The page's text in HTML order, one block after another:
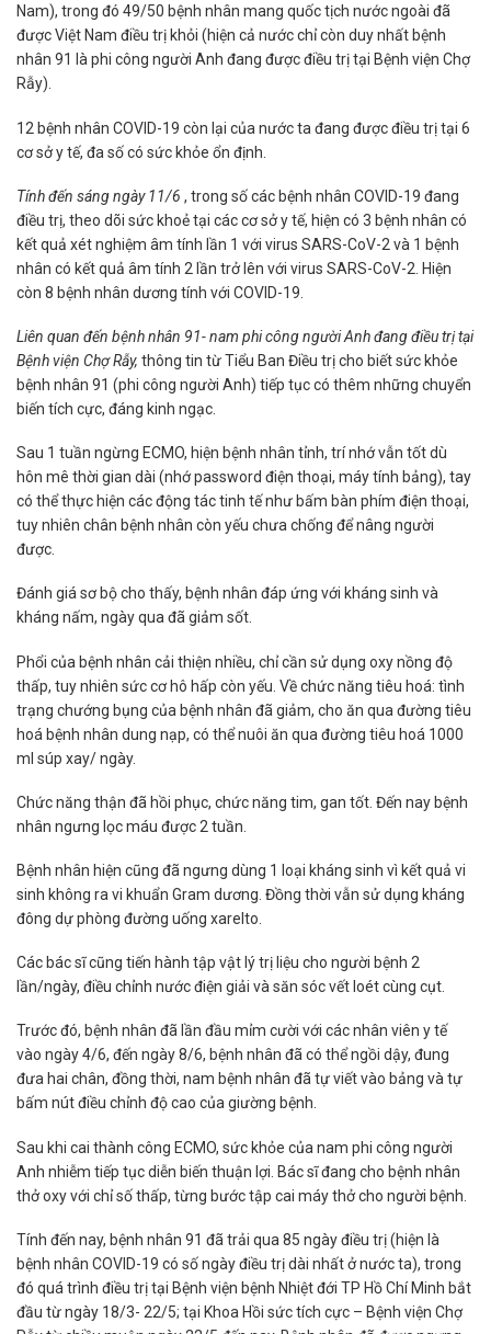
Nam), trong đó 49/50 bệnh nhân mang quốc tịch nước ngoài đã
được Việt Nam điều trị khỏi (hiện cả nước chỉ còn duy nhất bệnh
nhân 91 là phi công người Anh đang được điều trị tại Bệnh viện Chợ
Rẫy).
12 bệnh nhân COVID-19 còn lại của nước ta đang được điều trị tại 6
cơ sở y tế, đa số có sức khỏe ổn định.
Tính đến sángngày 11/6 , trong số các bệnh nhân COVID-19 đang
điều trị, theo dõi sức khoẻ tại các cơ sở y tế, hiện có 3 bệnh nhân có
kết quả xét nghiệm âm tính lần 1 với virus SARS-CoV-2 và 1 bệnh
nhân có kết quả âm tính 2 lần trở lên với virus SARS-CoV-2. Hiện
còn 8 bệnh nhân dương tính với COVID-19.
Liên quan đến bệnh nhân 91- nam phi công người Anh đang điều trị tại
Bệnh viện Chợ Rẫy, thông tin từ Tiểu Ban Điều trị cho biết sức khỏe
bệnh nhân 91 (phi công người Anh) tiếp tục có thêm những chuyển
biến tích cực, đáng kinh ngạc.
Sau 1 tuần ngừng ECMO, hiện bệnh nhân tỉnh, trí nhớ vẫn tốt dù
hôn mê thời gian dài (nhớ password điện thoại, máy tính bảng), tay
có thể thực hiện các động tác tinh tế như bấm bàn phím điện thoại,
tuy nhiên chân bệnh nhân còn yếu chưa chống để nâng người
được.
Đánh giá sơ bộ cho thấy, bệnh nhân đáp ứng với kháng sinh và
kháng nấm, ngày qua đã giảm sốt.
Phổi của bệnh nhân cải thiện nhiều, chỉ cần sử dụng oxy nồng độ
thấp, tuy nhiên sức cơ hô hấp còn yếu. Về chức năng tiêu hoá: tình
trạng chướng bụng của bệnh nhân đã giảm, cho ăn qua đường tiêu
hoá bệnh nhân dung nạp, có thể nuôi ăn qua đường tiêu hoá 1000
ml súp xay/ ngày.
Chức năng thận đã hồi phục, chức năng tim, gan tốt. Đến nay bệnh
nhân ngưng lọc máu được 2 tuần.
Bệnh nhân hiện cũng đã ngưng dùng 1 loại kháng sinh vì kết quả vi
sinh không ra vi khuẩn Gram dương. Đồng thời vẫn sử dụng kháng
đông dự phòng đường uống xarelto.
Các bác sĩ cũng tiến hành tập vật lý trị liệu cho người bệnh 2
lần/ngày, điều chỉnh nước điện giải và săn sóc vết loét cùng cụt.
Trước đó, bệnh nhân đã lần đầu mỉm cười với các nhân viên y tế
vào ngày 4/6, đến ngày 8/6, bệnh nhân đã có thể ngồi dậy, đung
đưa hai chân, đồng thời, nam bệnh nhân đã tự viết vào bảng và tự
bấm nút điều chỉnh độ cao của giường bệnh.
Sau khi cai thành công ECMO, sức khỏe của nam phi công người
Anh nhiễm tiếp tục diễn biến thuận lợi. Bác sĩ đang cho bệnh nhân
thở oxy với chỉ số thấp, từng bước tập cai máy thở cho người bệnh.
Tính đến nay, bệnh nhân 91 đã trải qua 85 ngày điều trị (hiện là
bệnh nhân COVID-19 có số ngày điều trị dài nhất ở nước ta), trong
đó quá trình điều trị tại Bệnh viện bệnh Nhiệt đới TP Hồ Chí Minh bắt
đầu từ ngày 18/3- 22/5; tại Khoa Hồi sức tích cực – Bệnh viện Chợ